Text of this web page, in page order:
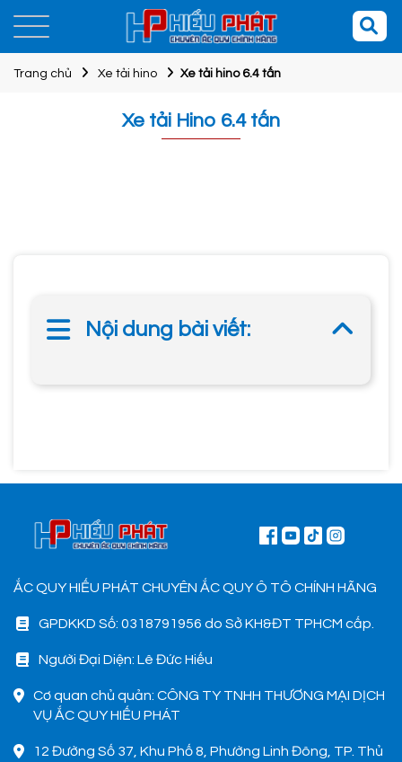
Trang chủ Xe tải hino Xe tải hino 6.4 tấn
Xe tải Hino 6.4 tấn
Nội dung bài viết:
ẮC QUY HIẾU PHÁT CHUYÊN ẮC QUY Ô TÔ CHÍNH HÃNG
GPDKKD Số: 0318791956 do Sở KH&ĐT TPHCM cấp.
Người Đại Diện: Lê Đức Hiếu
Cơ quan chủ quản: CÔNG TY TNHH THƯƠNG MẠI DỊCH
VỤ ẮC QUY HIẾU PHÁT
12 Đường Số 37, Khu Phố 8, Phường Linh Đông, TP. Thủ